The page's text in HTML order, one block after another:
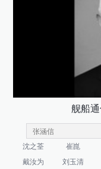
舰船
沈之荃 崔崑
戴汝为
刘玉清